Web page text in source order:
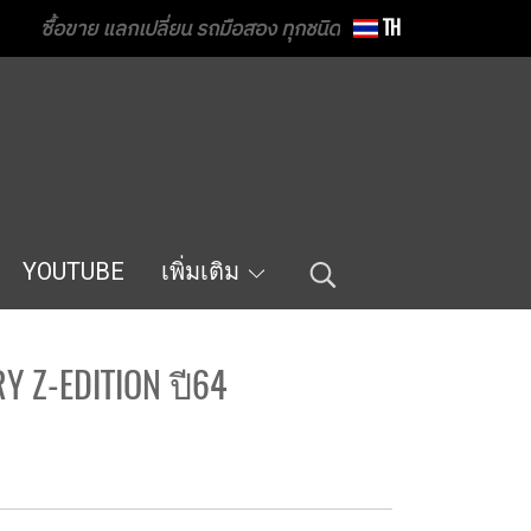
ซื้อขาย แลกเปลี่ยน รถมือสอง ทุกชนิด TH
YOUTUBE เพิ่มเติม
Z-EDITION ปี64